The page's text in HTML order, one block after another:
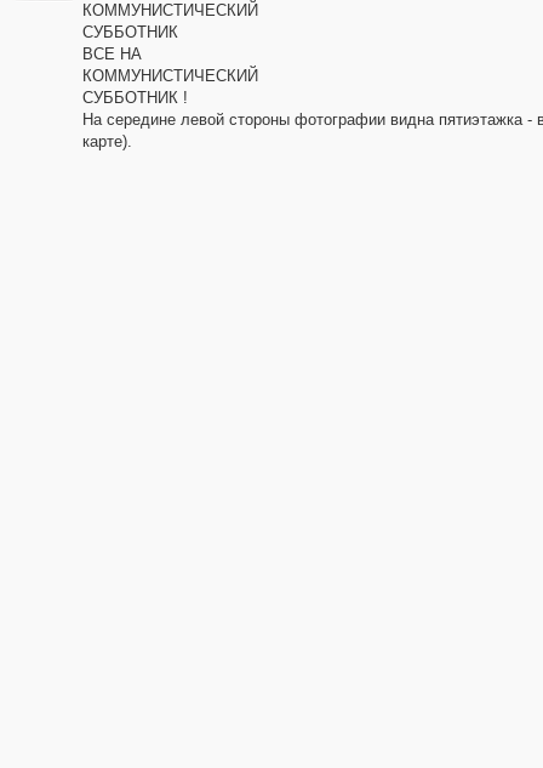
КОММУНИСТИЧЕСКИЙ
СУББОТНИК
ВСЕ НА
КОММУНИСТИЧЕСКИЙ
СУББОТНИК !
На середине левой стороны фотографии видна пятиэтажка
карте).